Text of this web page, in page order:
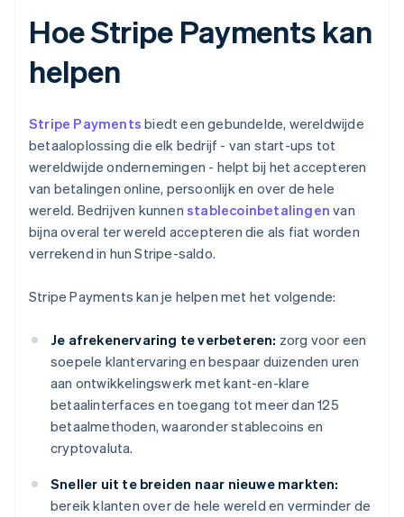
Hoe Stripe Payments kan
helpen
Stripe Payments biedt een gebundelde, wereldwijde
betaaloplossing die elk bedrijf - van start-ups tot
wereldwijde ondernemingen - helpt bij het accepteren
van betalingen online, persoonlijk en over de hele
wereld. Bedrijven kunnen stablecoinbetalingen van
bijna overal ter wereld accepteren die als fiat worden
verrekend in hun Stripe-saldo.
Stripe Payments kan je helpen met het volgende:
Je afrekenervaring te verbeteren: zorg voor een
soepele klantervaring en bespaar duizenden uren
aan ontwikkelingswerk met kant-en-klare
betaalinterfaces en toegang tot meer dan 125
betaalmethoden, waaronder stablecoins en
cryptovaluta.
Sneller uit te breiden naar nieuwe markten:
bereik klanten over de hele wereld en verminder de